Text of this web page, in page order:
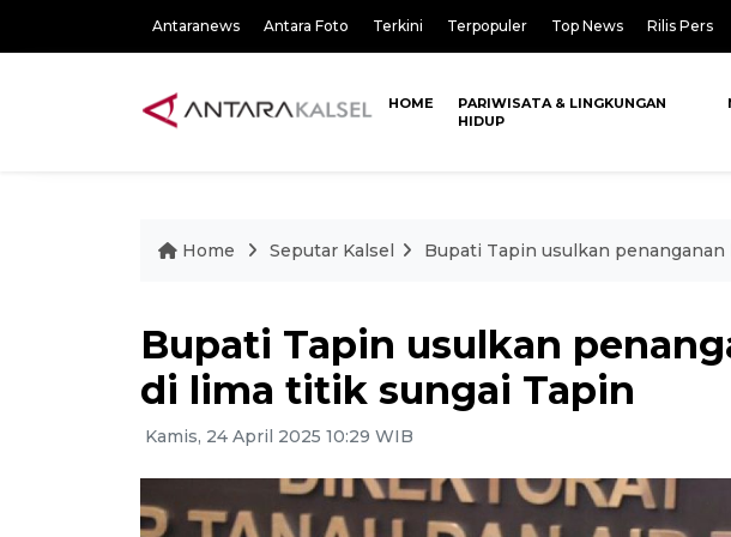
Antaranews Antara Foto Terkini Terpopuler Top News Rilis Pers
HOME
PARIWISATA & LINGKUNGAN
HIDUP
Home Seputar Kalsel Bupati Tapin usulkan
Bupati Tapin usulkan
di lima titik sungai Tapin
Kamis, 24 April 2025 10:29 WIB